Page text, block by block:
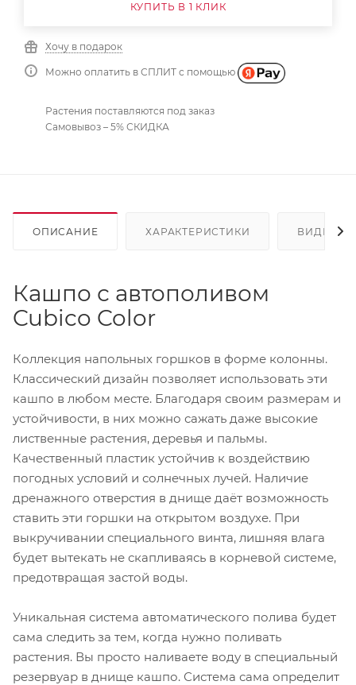
КУПИТЬ В 1 КЛИК
Хочу в подарок
Можно оплатить в СПЛИТ с помощью
Растения поставляются под заказ
Самовывоз – 5% СКИДКА
ОПИСАНИЕ ХАРАКТЕРИСТИКИ ВИДЕО
Кашпо с автополивом
Cubico Color
Коллекция напольных горшков в форме колонны.
Классический дизайн позволяет использовать эти
кашпо в любом месте. Благодаря своим размерам и
устойчивости, в них можно сажать даже высокие
лиственные растения, деревья и пальмы.
Качественный пластик устойчив к воздействию
погодных условий и солнечных лучей. Наличие
дренажного отверстия в днище даёт возможность
ставить эти горшки на открытом воздухе. При
выкручивании специального винта, лишняя влага
будет вытекать не скапливаясь в корневой системе,
предотвращая застой воды.
Уникальная система автоматического полива будет
сама следить за тем, когда нужно поливать
растения. Вы просто наливаете воду в специальный
резервуар в днище кашпо. Система сама определит